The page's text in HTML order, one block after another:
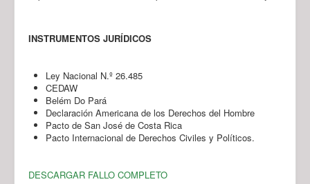
INSTRUMENTOS JURÍDICOS
Ley Nacional N.º 26.485
CEDAW
Belém Do Pará
Declaración Americana de los Derechos del Hombre
Pacto de San José de Costa Rica
Pacto Internacional de Derechos Civiles y Políticos.
DESCARGAR FALLO COMPLETO